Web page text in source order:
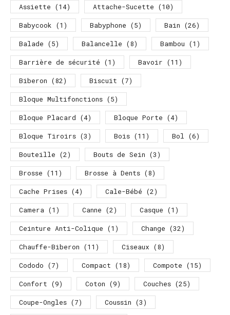
Assiette (14) Attache-Sucette (10)
Babycook (1) Babyphone (5) Bain (26)
Balade (5) Balancelle (8) Bambou (1)
Barrière de sécurité (1) Bavoir (11)
Biberon (82) Biscuit (7)
Bloque Multifonctions (5)
Bloque Placard (4) Bloque Porte (4)
Bloque Tiroirs (3) Bois (11) Bol (6)
Bouteille (2) Bouts de Sein (3)
Brosse (11) Brosse à Dents (8)
Cache Prises (4) Cale-Bébé (2)
Camera (1) Canne (2) Casque (1)
Ceinture Anti-Colique (1) Change (32)
Chauffe-Biberon (11) Ciseaux (8)
Cododo (7) Compact (18) Compote (15)
Confort (9) Coton (9) Couches (25)
Coupe-Ongles (7) Coussin (3)